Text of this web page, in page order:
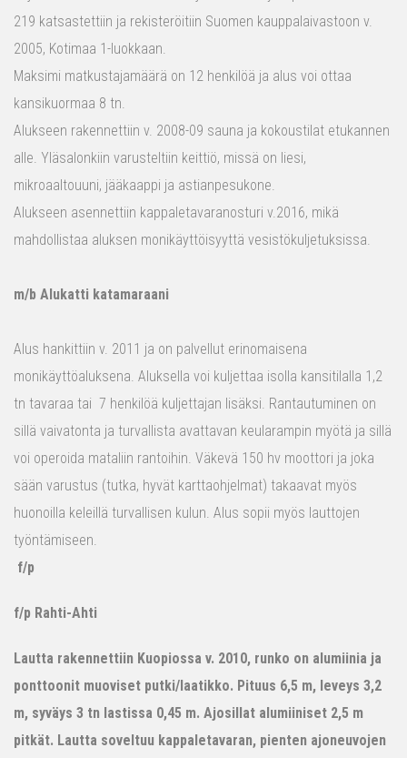
219 katsastettiin ja rekisteröitiin Suomen kauppalaivastoon v.
2005, Kotimaa 1-luokkaan.
Maksimi matkustajamäärä on 12 henkilöä ja alus voi ottaa
kansikuormaa 8 tn.
Alukseen rakennettiin v. 2008-09 sauna ja kokoustilat etukannen
alle. Yläsalonkiin varusteltiin keittiö, missä on liesi,
mikroaaltouuni, jääkaappi ja astianpesukone.
Alukseen asennettiin kappaletavaranosturi v.2016, mikä
mahdollistaa aluksen monikäyttöisyyttä vesistökuljetuksissa.
m/b Alukatti katamaraani
Alus hankittiin v. 2011 ja on palvellut erinomaisena
monikäyttöaluksena. Aluksella voi kuljettaa isolla kansitilalla 1,2
tn tavaraa tai 7 henkilöä kuljettajan lisäksi. Rantautuminen on
sillä vaivatonta ja turvallista avattavan keularampin myötä ja sillä
voi operoida mataliin rantoihin. Väkevä 150 hv moottori ja joka
sään varustus (tutka, hyvät karttaohjelmat) takaavat myös
huonoilla keleillä turvallisen kulun. Alus sopii myös lauttojen
työntämiseen.
f/p
f/p Rahti-Ahti
Lautta rakennettiin Kuopiossa v. 2010, runko on alumiinia ja
ponttoonit muoviset putki/laatikko. Pituus 6,5 m, leveys 3,2
m, syväys 3 tn lastissa 0,45 m. Ajosillat alumiiniset 2,5 m
pitkät. Lautta soveltuu kappaletavaran, pienten ajoneuvojen